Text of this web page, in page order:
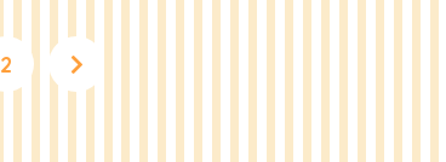
2